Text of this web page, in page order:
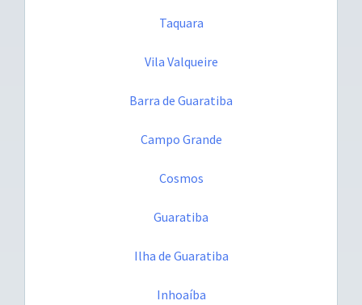
Taquara
Vila Valqueire
Barra de Guaratiba
Campo Grande
Cosmos
Guaratiba
Ilha de Guaratiba
Inhoaíba